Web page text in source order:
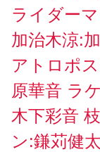
ライダー
加治木涼:
アトロポ
原華音 ラ
木下彩音
ン:鎌苅健太